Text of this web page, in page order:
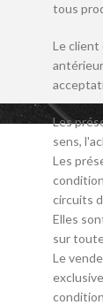
tous
Le client
Les
sens,
Les
circuits
Elles
sur
Le